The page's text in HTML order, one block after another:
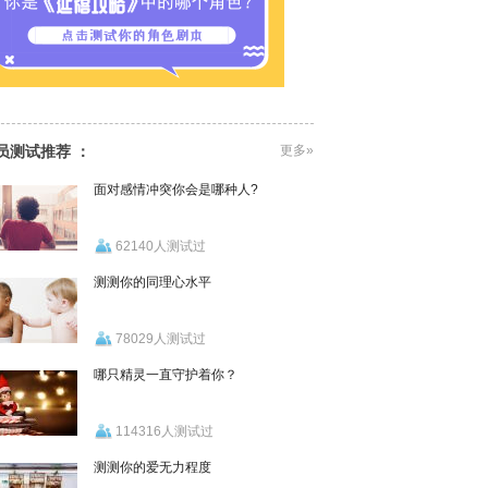
测试推荐 ： 更多»
面对感情冲突你会是哪种人?
62140人测试过
测测你的同理心水平
78029人测试过
哪只精灵一直守护着你？
114316人测试过
测测你的爱无力程度